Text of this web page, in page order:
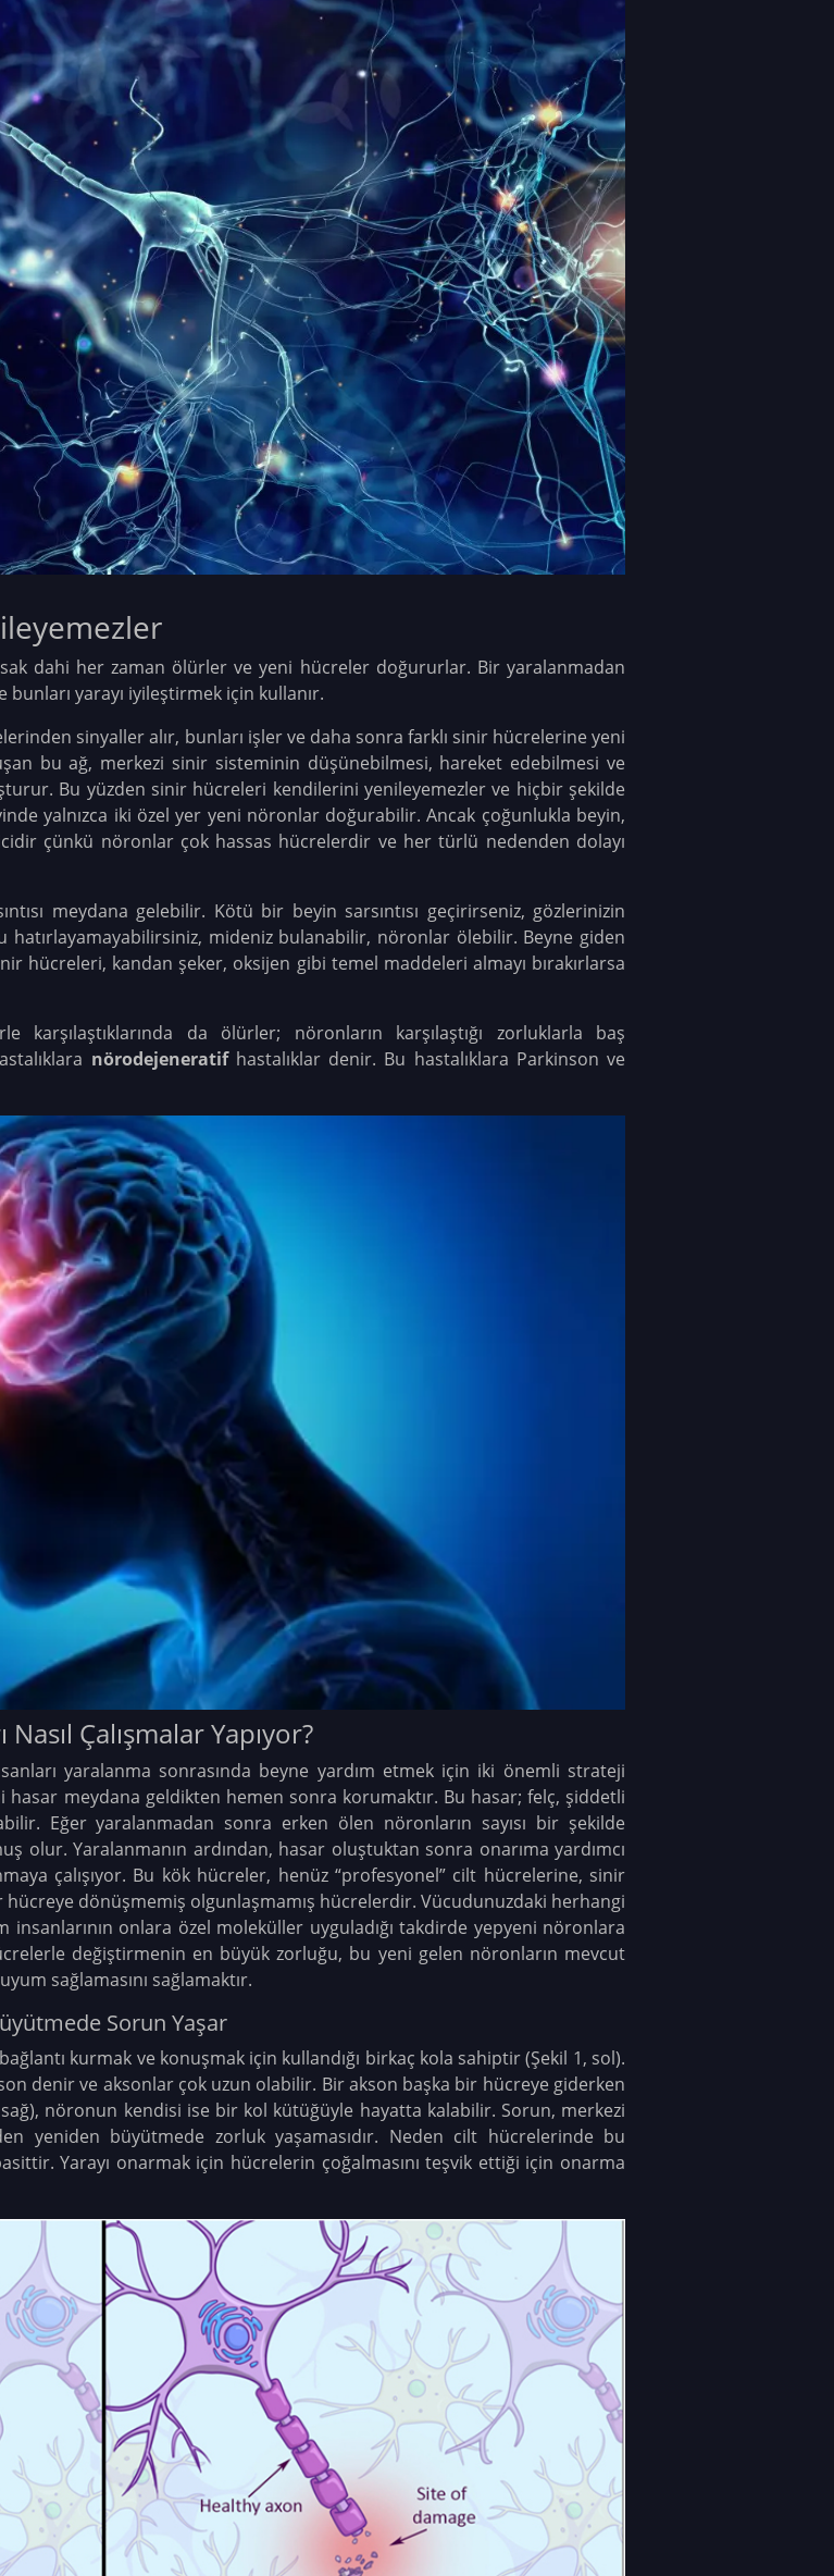
dahi her zaman ölürler ve yeni hücreler doğururlar. Bir yaralanmadan
yarayı iyileştirmek için kullanır.
sinyaller alır, bunları işler ve daha sonra farklı sinir hücrelerine yeni
bu ağ, merkezi sinir sisteminin düşünebilmesi, hareket edebilmesi ve
Bu yüzden sinir hücreleri kendilerini yenileyemezler ve hiçbir şekilde
yalnızca iki özel yer yeni nöronlar doğurabilir. Ancak çoğunlukla beyin,
çünkü nöronlar çok hassas hücrelerdir ve her türlü nedenden dolayı
meydana gelebilir. Kötü bir beyin sarsıntısı geçirirseniz, gözlerinizin
hatırlayamayabilirsiniz, mideniz bulanabilir, nöronlar ölebilir. Beyne giden
hücreleri, kandan şeker, oksijen gibi temel maddeleri almayı bırakırlarsa
karşılaştıklarında da ölürler; nöronların karşılaştığı zorluklarla baş
nörodejeneratif hastalıklar denir. Bu hastalıklara Parkinson ve
Çalışmalar Yapıyor?
yaralanma sonrasında beyne yardım etmek için iki önemli strateji
meydana geldikten hemen sonra korumaktır. Bu hasar; felç, şiddetli
Eğer yaralanmadan sonra erken ölen nöronların sayısı bir şekilde
olur. Yaralanmanın ardından, hasar oluştuktan sonra onarıma yardımcı
çalışıyor. Bu kök hücreler, henüz “profesyonel” cilt hücrelerine, sinir
dönüşmemiş olgunlaşmamış hücrelerdir. Vücudunuzdaki herhangi
onlara özel moleküller uyguladığı takdirde yepyeni nöronlara
değiştirmenin en büyük zorluğu, bu yeni gelen nöronların mevcut
sağlamasını sağlamaktır.
Sorun Yaşar
kurmak ve konuşmak için kullandığı birkaç kola sahiptir (Şekil 1, sol).
denir ve aksonlar çok uzun olabilir. Bir akson başka bir hücreye giderken
nöronun kendisi ise bir kol kütüğüyle hayatta kalabilir. Sorun, merkezi
yeniden büyütmede zorluk yaşamasıdır. Neden cilt hücrelerinde bu
Yarayı onarmak için hücrelerin çoğalmasını teşvik ettiği için onarma